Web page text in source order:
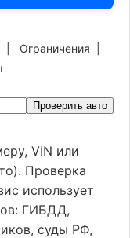
Ограничения
Проверить авто
VIN или
Проверка
использует
ГИБДД,
суды РФ,